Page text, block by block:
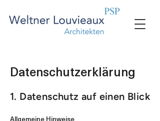
Datenschutzerklärung
1. Datenschutz auf einen Blick
Allgemeine Hinweise